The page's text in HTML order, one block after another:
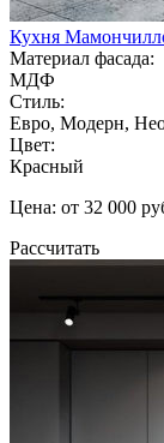
Кухня
Материал фасада:
МДФ
Стиль:
Евро, Модерн,
Цвет:
Красный
Цена: от 32 000
Рассчитать